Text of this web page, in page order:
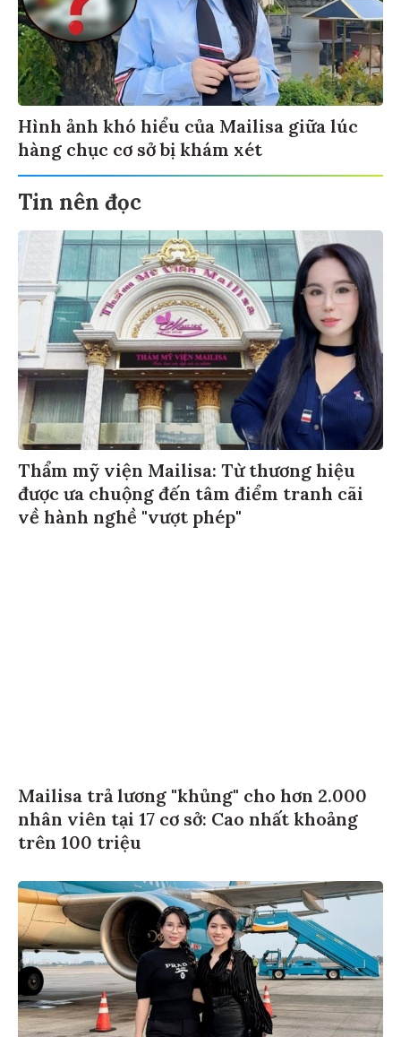
Hình ảnh khó hiểu của Mailisa giữa lúc
hàng chục cơ sở bị khám xét
Tin nên đọc
Thẩm mỹ viện Mailisa: Từ thương hiệu
được ưa chuộng đến tâm điểm tranh cãi
về hành nghề "vượt phép"
Mailisa trả lương "khủng" cho hơn 2.000
nhân viên tại 17 cơ sở: Cao nhất khoảng
trên 100 triệu